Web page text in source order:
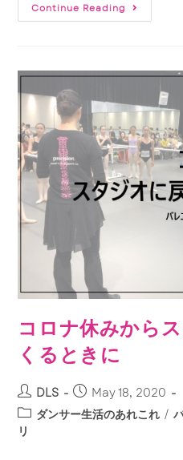
Continue Reading
コロナ休みから
くるときに
DLS
May 18, 2020
ダンサー生活のあれこれ /
リ